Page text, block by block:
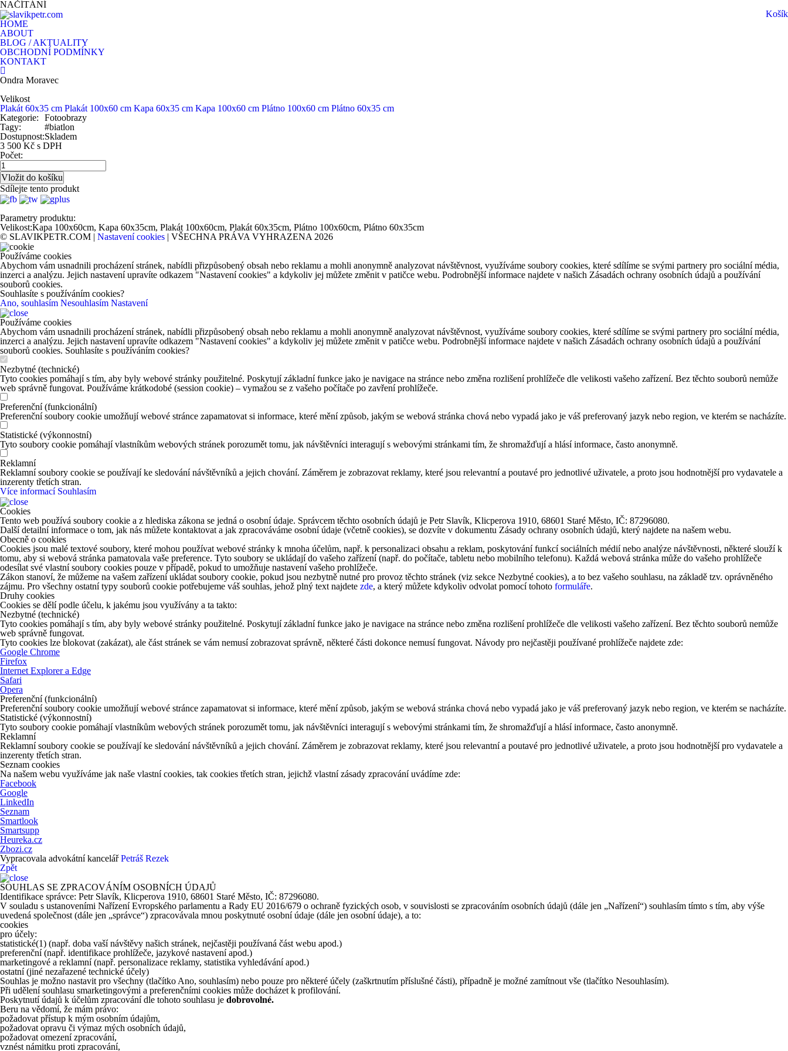
NAČÍTÁNÍ
Košík
HOME
ABOUT
BLOG / AKTUALITY
OBCHODNÍ PODMÍNKY
KONTAKT
Ondra Moravec
Velikost
Plakát 60x35 cm Plakát 100x60 cm Kapa 60x35 cm Kapa 100x60 cm Plátno 100x60 cm Plátno 60x35 cm
Kategorie:
Fotoobrazy
Tagy:
#biatlon
Dostupnost:Skladem
3 500 Kč s DPH
Počet:
Sdílejte tento produkt
Parametry produktu:
Velikost:Kapa 100x60cm, Kapa 60x35cm, Plakát 100x60cm, Plakát 60x35cm, Plátno 100x60cm, Plátno 60x35cm
© SLAVIKPETR.COM | Nastavení cookies | VŠECHNA PRÁVA VYHRAZENA 2026
Používáme cookies
Abychom vám usnadnili procházení stránek, nabídli přizpůsobený obsah nebo reklamu a mohli anonymně analyzovat návštěvnost, využíváme soubory cookies, které sdílíme se svými partnery pro sociální média,
inzerci a analýzu. Jejich nastavení upravíte odkazem "Nastavení cookies" a kdykoliv jej můžete změnit v patičce webu. Podrobnější informace najdete v našich Zásadách ochrany osobních údajů a používání
souborů cookies.
Souhlasíte s používáním cookies?
Ano, souhlasím Nesouhlasím Nastavení
Používáme cookies
Abychom vám usnadnili procházení stránek, nabídli přizpůsobený obsah nebo reklamu a mohli anonymně analyzovat návštěvnost, využíváme soubory cookies, které sdílíme se svými partnery pro sociální média,
inzerci a analýzu. Jejich nastavení upravíte odkazem "Nastavení cookies" a kdykoliv jej můžete změnit v patičce webu. Podrobnější informace najdete v našich Zásadách ochrany osobních údajů a používání
souborů cookies. Souhlasíte s používáním cookies?
Nezbytné (technické)
Tyto cookies pomáhají s tím, aby byly webové stránky použitelné. Poskytují základní funkce jako je navigace na stránce nebo změna rozlišení prohlížeče dle velikosti vašeho zařízení. Bez těchto souborů nemůže
web správně fungovat. Používáme krátkodobé (session cookie) – vymažou se z vašeho počítače po zavření prohlížeče.
Preferenční (funkcionální)
Preferenční soubory cookie umožňují webové stránce zapamatovat si informace, které mění způsob, jakým se webová stránka chová nebo vypadá jako je váš preferovaný jazyk nebo region, ve kterém se nacházíte.
Statistické (výkonnostní)
Tyto soubory cookie pomáhají vlastníkům webových stránek porozumět tomu, jak návštěvníci interagují s webovými stránkami tím, že shromažďují a hlásí informace, často anonymně.
Reklamní
Reklamní soubory cookie se používají ke sledování návštěvníků a jejich chování. Záměrem je zobrazovat reklamy, které jsou relevantní a poutavé pro jednotlivé uživatele, a proto jsou hodnotnější pro vydavatele a
inzerenty třetích stran.
Více informací Souhlasím
Cookies
Tento web používá soubory cookie a z hlediska zákona se jedná o osobní údaje. Správcem těchto osobních údajů je Petr Slavík, Klicperova 1910, 68601 Staré Město, IČ: 87296080.
Další detailní informace o tom, jak nás můžete kontaktovat a jak zpracováváme osobní údaje (včetně cookies), se dozvíte v dokumentu Zásady ochrany osobních údajů, který najdete na našem webu.
Obecně o cookies
Cookies jsou malé textové soubory, které mohou používat webové stránky k mnoha účelům, např. k personalizaci obsahu a reklam, poskytování funkcí sociálních médií nebo analýze návštěvnosti, některé slouží k
tomu, aby si webová stránka pamatovala vaše preference. Tyto soubory se ukládají do vašeho zařízení (např. do počítače, tabletu nebo mobilního telefonu). Každá webová stránka může do vašeho prohlížeče
odesílat své vlastní soubory cookies pouze v případě, pokud to umožňuje nastavení vašeho prohlížeče.
Zákon stanoví, že můžeme na vašem zařízení ukládat soubory cookie, pokud jsou nezbytně nutné pro provoz těchto stránek (viz sekce Nezbytné cookies), a to bez vašeho souhlasu, na základě tzv. oprávněného
zájmu. Pro všechny ostatní typy souborů cookie potřebujeme váš souhlas, jehož plný text najdete zde, a který můžete kdykoliv odvolat pomocí tohoto formuláře.
Druhy cookies
Cookies se dělí podle účelu, k jakému jsou využívány a ta takto:
Nezbytné (technické)
Tyto cookies pomáhají s tím, aby byly webové stránky použitelné. Poskytují základní funkce jako je navigace na stránce nebo změna rozlišení prohlížeče dle velikosti vašeho zařízení. Bez těchto souborů nemůže
web správně fungovat.
Tyto cookies lze blokovat (zakázat), ale část stránek se vám nemusí zobrazovat správně, některé části dokonce nemusí fungovat. Návody pro nejčastěji používané prohlížeče najdete zde:
Google Chrome
Firefox
Internet Explorer a Edge
Safari
Opera
Preferenční (funkcionální)
Preferenční soubory cookie umožňují webové stránce zapamatovat si informace, které mění způsob, jakým se webová stránka chová nebo vypadá jako je váš preferovaný jazyk nebo region, ve kterém se nacházíte.
Statistické (výkonnostní)
Tyto soubory cookie pomáhají vlastníkům webových stránek porozumět tomu, jak návštěvníci interagují s webovými stránkami tím, že shromažďují a hlásí informace, často anonymně.
Reklamní
Reklamní soubory cookie se používají ke sledování návštěvníků a jejich chování. Záměrem je zobrazovat reklamy, které jsou relevantní a poutavé pro jednotlivé uživatele, a proto jsou hodnotnější pro vydavatele a
inzerenty třetích stran.
Seznam cookies
Na našem webu využíváme jak naše vlastní cookies, tak cookies třetích stran, jejichž vlastní zásady zpracování uvádíme zde:
Facebook
Google
LinkedIn
Seznam
Smartlook
Smartsupp
Heureka.cz
Zbozi.cz
Vypracovala advokátní kancelářPetráš Rezek
Zpět
SOUHLAS SE ZPRACOVÁNÍM OSOBNÍCH ÚDAJŮ
Identifikace správce: Petr Slavík, Klicperova 1910, 68601 Staré Město, IČ: 87296080.
V souladu s ustanoveními Nařízení Evropského parlamentu a Rady EU 2016/679 o ochraně fyzických osob, v souvislosti se zpracováním osobních údajů (dále jen „Nařízení“) souhlasím tímto s tím, aby výše
uvedená společnost (dále jen „správce“) zpracovávala mnou poskytnuté osobní údaje (dále jen osobní údaje), a to:
cookies
pro účely:
statistické(1) (např. doba vaší návštěvy našich stránek, nejčastěji používaná část webu apod.)
preferenční (např. identifikace prohlížeče, jazykové nastavení apod.)
marketingové a reklamní (např. personalizace reklamy, statistika vyhledávání apod.)
ostatní (jiné nezařazené technické účely)
Souhlas je možno nastavit pro všechny (tlačítko Ano, souhlasím) nebo pouze pro některé účely (zaškrtnutím příslušné části), případně je možné zamítnout vše (tlačítko Nesouhlasím).
Při udělení souhlasu smarketingovými a preferenčními cookies může docházet k profilování.
Poskytnutí údajů k účelům zpracování dle tohoto souhlasu je dobrovolné.
Beru na vědomí, že mám právo:
požadovat přístup k mým osobním údajům,
požadovat opravu či výmaz mých osobních údajů,
požadovat omezení zpracování,
vznést námitku proti zpracování,